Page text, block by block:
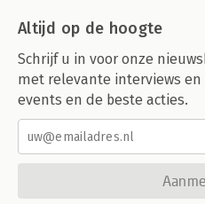
Altijd op de hoogte
Schrijf u in voor onze
met relevante interviews
events en de beste acties.